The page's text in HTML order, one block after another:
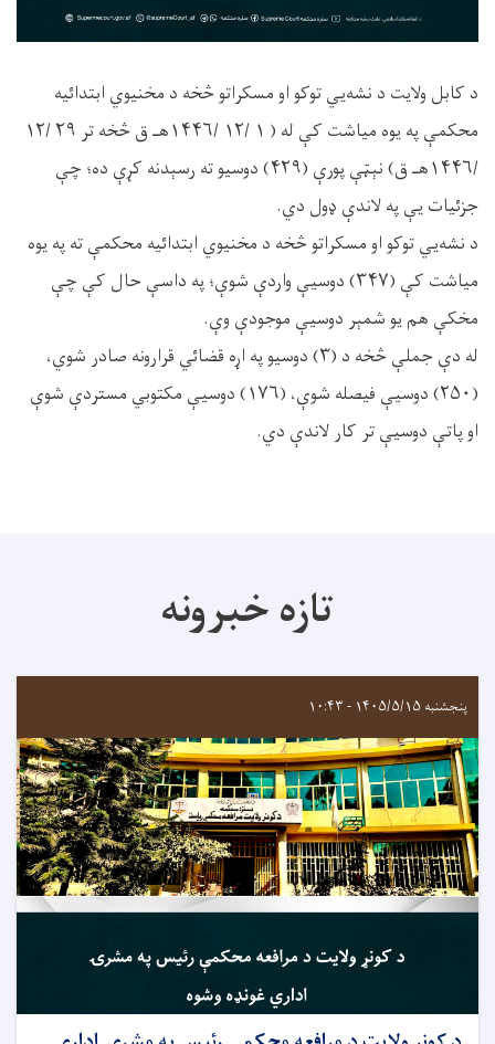
د کابل ولایت د نشه‌يي توکو او مسکراتو څخه د مخنيوي ابتدائیه
محکمې په يوه مياشت کې له ( ۱ /۱۲ /۱۴۴۶هـ ق څخه تر ۲۹ /۱۲
/۱۴۴۶هـ ق) نېټې پورې (۴۲۹) دوسيو ته رسېدنه کړې ده؛ چې
جزئيات يې په لاندې ډول دي.
د نشه‌يي توکو او مسکراتو څخه د مخنیوي ابتدائیه محکمې ته په يوه
مياشت کې (۳۴۷) دوسيې واردې شوې؛ په داسې حال کې چې
مخکې هم يو شمېر دوسيې موجودې وې.
له دې جملې څخه د (۳) دوسيو په اړه قضائي قرارونه صادر شوي،
(۲۵۰) دوسیې فیصله شوې، (۱۷۶) دوسیې مکتوبي مستردې شوې
او پاتې دوسيې تر کار لاندې دي.
تازه خبرونه
پنجشنبه ۱۴۰۵/۵/۱۵ - ۱۰:۴۳